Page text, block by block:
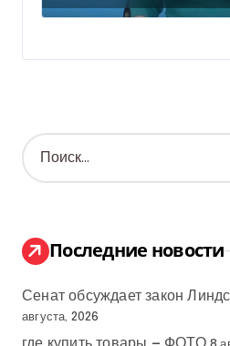
Н
а
:
Последние новости
Сенат обсуждает закон
августа, 2026